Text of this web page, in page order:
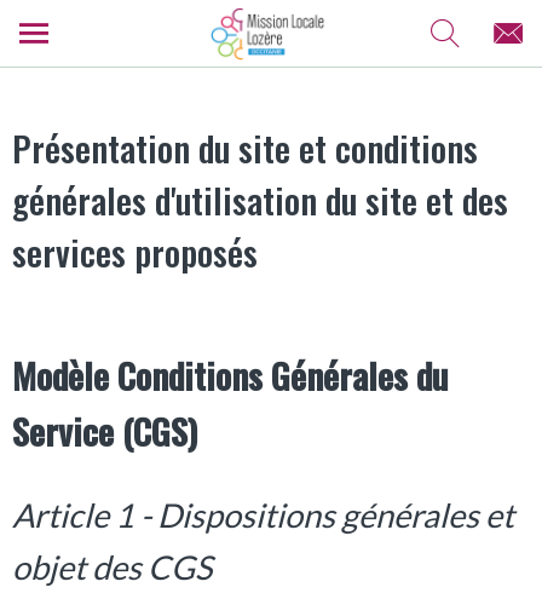
Présentation du site et conditions
générales d'utilisation du site et des
services proposés
Modèle Conditions Générales du
Service (CGS)
Article 1 - Dispositions générales et
objet des CGS